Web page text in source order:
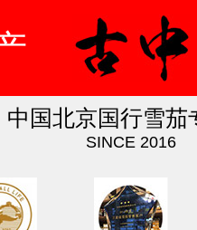
中国北京国行雪茄
SINCE 2016